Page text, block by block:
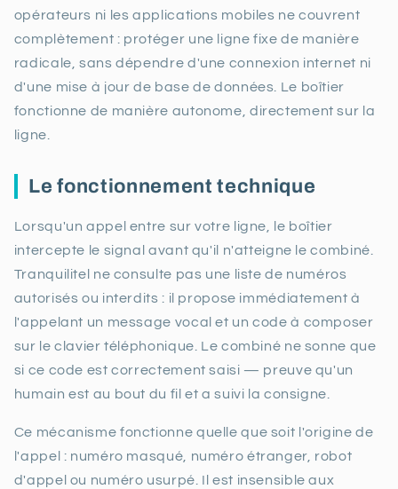
opérateurs ni les applications mobiles ne couvrent
complètement : protéger une ligne fixe de manière
radicale, sans dépendre d'une connexion internet ni
d'une mise à jour de base de données. Le boîtier
fonctionne de manière autonome, directement sur la
ligne.
Le fonctionnement technique
Lorsqu'un appel entre sur votre ligne, le boîtier
intercepte le signal avant qu'il n'atteigne le combiné.
Tranquilitel ne consulte pas une liste de numéros
autorisés ou interdits : il propose immédiatement à
l'appelant un message vocal et un code à composer
sur le clavier téléphonique. Le combiné ne sonne que
si ce code est correctement saisi — preuve qu'un
humain est au bout du fil et a suivi la consigne.
Ce mécanisme fonctionne quelle que soit l'origine de
l'appel : numéro masqué, numéro étranger, robot
d'appel ou numéro usurpé. Il est insensible aux